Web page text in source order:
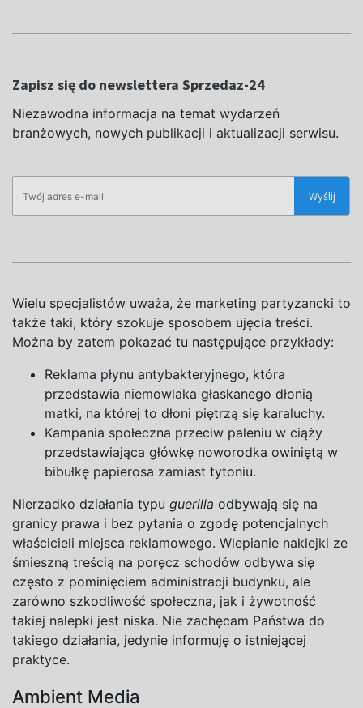
Zapisz się do newslettera Sprzedaz-24
Niezawodna informacja na temat wydarzeń
branżowych, nowych publikacji i aktualizacji serwisu.
Wielu specjalistów uważa, że marketing partyzancki to
także taki, który szokuje sposobem ujęcia treści.
Można by zatem pokazać tu następujące przykłady:
Reklama płynu antybakteryjnego, która
przedstawia niemowlaka głaskanego dłonią
matki, na której to dłoni piętrzą się karaluchy.
Kampania społeczna przeciw paleniu w ciąży
przedstawiająca główkę noworodka owiniętą w
bibułkę papierosa zamiast tytoniu.
Nierzadko działania typu guerilla odbywają się na
granicy prawa i bez pytania o zgodę potencjalnych
właścicieli miejsca reklamowego. Wlepianie naklejki ze
śmieszną treścią na poręcz schodów odbywa się
często z pominięciem administracji budynku, ale
zarówno szkodliwość społeczna, jak i żywotność
takiej nalepki jest niska. Nie zachęcam Państwa do
takiego działania, jedynie informuję o istniejącej
praktyce.
Ambient Media